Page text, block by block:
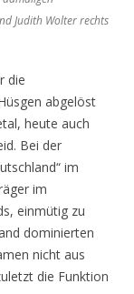
Judith Wolter rechts
die
abgelöst
heute auch
Bei der
im
im
einmütig zu
dominierten
nicht aus
die Funktion